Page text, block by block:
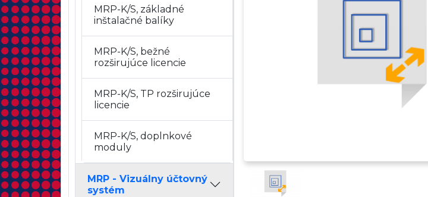
MRP-K/S, základné
inštalačné balíky
MRP-K/S, bežné
rozširujúce licencie
MRP-K/S, TP rozširujúce
licencie
MRP-K/S, doplnkové
moduly
MRP - Vizuálny účtovný
systém